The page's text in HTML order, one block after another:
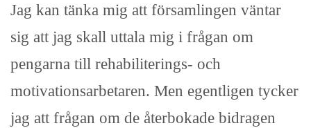
Jag kan tänka mig att församlingen väntar
sig att jag skall uttala mig i frågan om
pengarna till rehabiliterings- och
motivationsarbetaren. Men egentligen tycker
jag att frågan om de återbokade bidragen